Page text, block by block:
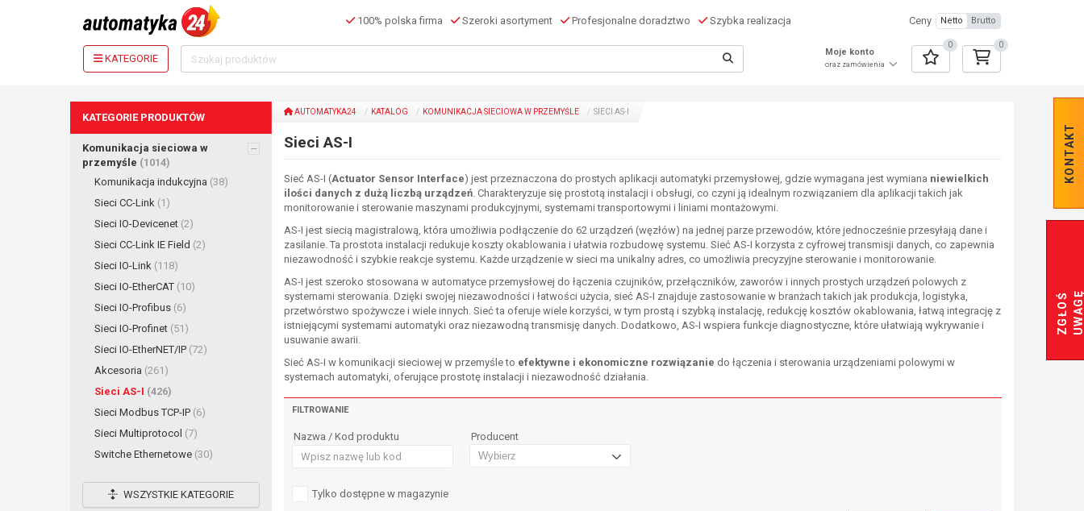
100% polska firma Szeroki asortyment Profesjonalne doradztwo Szybka realizacja Ceny Netto Brutto
KATEGORIE
Moje konto
oraz zamówienia
0 0
KONTAKT
Z
G
Ł
O
Ś
U
W
A
GĘ
KATEGORIE PRODUKTÓW
Komunikacja sieciowa w
przemyśle (1014)
Komunikacja indukcyjna (38)
Sieci CC-Link (1)
Sieci IO-Devicenet (2)
Sieci CC-Link IE Field (2)
Sieci IO-Link (118)
Sieci IO-EtherCAT (10)
Sieci IO-Profibus (6)
Sieci IO-Profinet (51)
Sieci IO-EtherNET/IP (72)
Akcesoria (261)
Sieci AS-I (426)
Sieci Modbus TCP-IP (6)
Sieci Multiprotocol (7)
Switche Ethernetowe (30)
WSZYSTKIE KATEGORIE
AUTOMATYKA24 KATALOG KOMUNIKACJA SIECIOWA W PRZEMYŚLE SIECI AS-I
Sieci AS-I
Sieć AS-I (Actuator Sensor Interface) jest przeznaczona do prostych aplikacji automatyki przemysłowej, gdzie wymagana jest wymiana niewielkich
ilości danych z dużą liczbą urządzeń. Charakteryzuje się prostotą instalacji i obsługi, co czyni ją idealnym rozwiązaniem dla aplikacji takich jak
monitorowanie i sterowanie maszynami produkcyjnymi, systemami transportowymi i liniami montażowymi.
AS-I jest siecią magistralową, która umożliwia podłączenie do 62 urządzeń (węzłów) na jednej parze przewodów, które jednocześnie przesyłają dane i
zasilanie. Ta prostota instalacji redukuje koszty okablowania i ułatwia rozbudowę systemu. Sieć AS-I korzysta z cyfrowej transmisji danych, co zapewnia
niezawodność i szybkie reakcje systemu. Każde urządzenie w sieci ma unikalny adres, co umożliwia precyzyjne sterowanie i monitorowanie.
AS-I jest szeroko stosowana w automatyce przemysłowej do łączenia czujników, przełączników, zaworów i innych prostych urządzeń polowych z
systemami sterowania. Dzięki swojej niezawodności i łatwości użycia, sieć AS-I znajduje zastosowanie w branżach takich jak produkcja, logistyka,
przetwórstwo spożywcze i wiele innych. Sieć ta oferuje wiele korzyści, w tym prostą i szybką instalację, redukcję kosztów okablowania, łatwą integrację z
istniejącymi systemami automatyki oraz niezawodną transmisję danych. Dodatkowo, AS-I wspiera funkcje diagnostyczne, które ułatwiają wykrywanie i
usuwanie awarii.
Sieć AS-I w komunikacji sieciowej w przemyśle to efektywne i ekonomiczne rozwiązanie do łączenia i sterowania urządzeniami polowymi w
systemach automatyki, oferujące prostotę instalacji i niezawodność działania.
FILTROWANIE
Nazwa / Kod produktu Producent
Tylko dostępne w magazynie